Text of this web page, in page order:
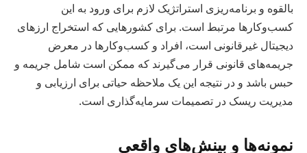
بالقوه و برنامه‌ریزی استراتژیک لازم برای ورود به این
کسب‌وکارها مرتبط است. برای کشورهایی که استخراج ارزهای
دیجیتال غیرقانونی است، افراد و کسب‌وکارها در معرض
جریمه‌های قانونی قرار می‌گیرند که ممکن است شامل جریمه و
حبس باشد و در نتیجه این یک ملاحظه حیاتی برای ارزیابی و
مدیریت ریسک در تصمیمات سرمایه‌گذاری است.
نمونه‌ها و بینش‌های واقعی